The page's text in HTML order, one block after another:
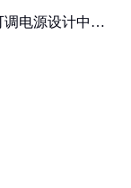
调电源设计中的